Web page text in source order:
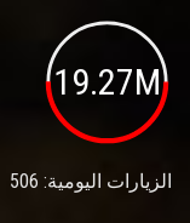
19.27M
الزيارات اليومية: 506